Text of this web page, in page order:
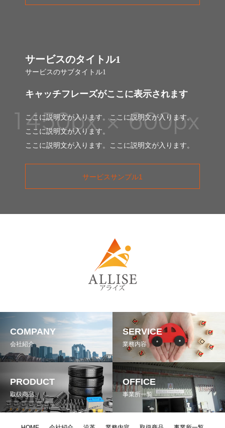
サービスのタイトル1
サービスのサブタイトル1
キャッチフレーズがここに表示されます
ここに説明文が入ります。ここに説明文が入ります。
ここに説明文が入ります。
ここに説明文が入ります。ここに説明文が入ります。
サービスサンプル1
COMPANY
会社紹介
SERVICE
業務内容
PRODUCT
取扱商品
OFFICE
事業所一覧